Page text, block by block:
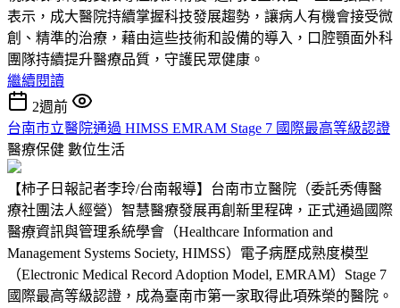
表示，成大醫院持續掌握科技發展趨勢，讓病人有機會接受微
創、精準的治療，藉由這些技術和設備的導入，口腔顎面外科
團隊持續提升醫療品質，守護民眾健康。
繼續閱讀
2週前
台南市立醫院通過 HIMSS EMRAM Stage 7 國際最高等級認證
醫療保健 數位生活
【柿子日報記者李玲/台南報導】台南市立醫院（委託秀傳醫
療社團法人經營）智慧醫療發展再創新里程碑，正式通過國際
醫療資訊與管理系統學會（Healthcare Information and
Management Systems Society, HIMSS）電子病歷成熟度模型
（Electronic Medical Record Adoption Model, EMRAM）Stage 7
國際最高等級認證，成為臺南市第一家取得此項殊榮的醫院。